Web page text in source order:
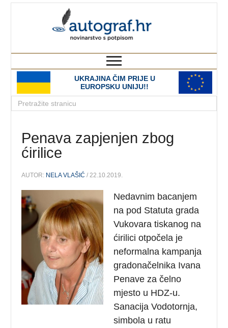
UKRAJINA ČIM PRIJE U
EUROPSKU UNIJU!!
Penava zapjenjen zbog
ćirilice
AUTOR: NELA VLAŠIĆ / 22.10.2019.
Nedavnim bacanjem
na pod Statuta grada
Vukovara tiskanog na
ćirilici otpočela je
neformalna kampanja
gradonačelnika Ivana
Penave za čelno
mjesto u HDZ-u.
Sanacija Vodotornja,
simbola u ratu